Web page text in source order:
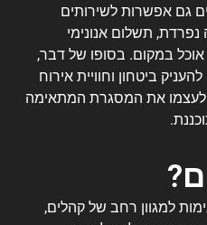
גם אפשרות לשירותים
נפרדת, תשלום אנונימי
אוכל במקום. בסופו של דבר,
ביטחון וחוויית אירוח
את המסגרת המתאימה
למגוון רחב של קהלים,